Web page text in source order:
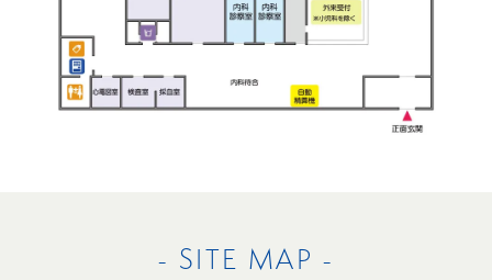
- SITE MAP -